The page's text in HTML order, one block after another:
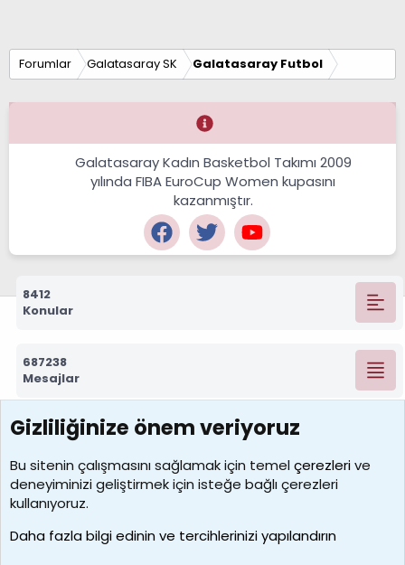
Forumlar Galatasaray SK Galatasaray Futbol
Galatasaray Kadın Basketbol Takımı 2009
yılında FIBA EuroCup Women kupasını
kazanmıştır.
8412
Konular
687238
Mesajlar
7388
Kullanıcılar
borabekirogluu
Son üye
Gizliliğinize önem veriyoruz
Bu sitenin çalışmasını sağlamak için temelçerezlerive
deneyiminizi geliştirmek için isteğe bağlı çerezleri
kullanıyoruz.
Daha fazla bilgi edinin ve tercihlerinizi yapılandırın